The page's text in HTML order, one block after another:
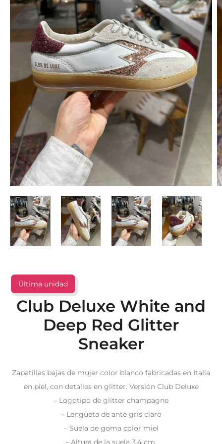
Última unidad
Club Deluxe White and
Deep Red Glitter
Sneaker
Zapatillas bajas de mujer color blanco fabricadas en Italia
en piel, con detalles en glitter. Versión Club Deluxe
– Logotipo de glitter champagne
– Lengüeta de ante gris claro
– Suela de goma color miel
– Altura de la suela 3,4 cm.